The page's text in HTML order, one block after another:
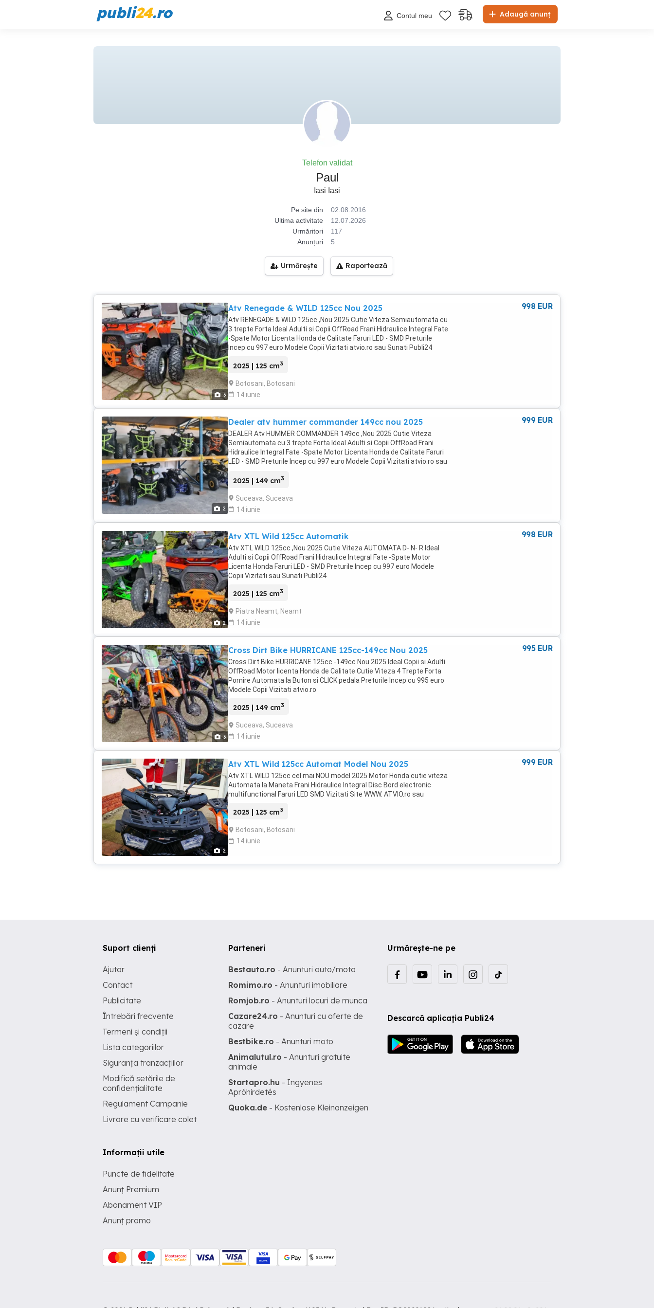
publi24.ro Adaugă anunț
Contul meu
Telefon validat
Paul
Iasi Iasi
Pe site din
02.08.2016
Ultima activitate
12.07.2026
Urmăritori
117
Anunțuri
5
Urmărește Raportează
3
Atv Renegade & WILD 125cc Nou 2025
Atv RENEGADE & WILD 125cc ,Nou 2025 Cutie Viteza Semiautomata cu
3 trepte Forta Ideal Adulti si Copii OffRoad Frani Hidraulice Integral Fate
-Spate Motor Licenta Honda de Calitate Faruri LED - SMD Preturile
Incep cu 997 euro Modele Copii Vizitati atvio.ro sau Sunati Publi24
2025 | 125 cm3
Botosani, Botosani
14 iunie
998 EUR
2
Dealer atv hummer commander 149cc nou 2025
DEALER Atv HUMMER COMMANDER 149cc ,Nou 2025 Cutie Viteza
Semiautomata cu 3 trepte Forta Ideal Adulti si Copii OffRoad Frani
Hidraulice Integral Fate -Spate Motor Licenta Honda de Calitate Faruri
LED - SMD Preturile Incep cu 997 euro Modele Copii Vizitati atvio.ro sau
2025 | 149 cm3
Suceava, Suceava
14 iunie
999 EUR
2
Atv XTL Wild 125cc Automatik
Atv XTL WILD 125cc ,Nou 2025 Cutie Viteza AUTOMATA D- N- R Ideal
Adulti si Copii OffRoad Frani Hidraulice Integral Fate -Spate Motor
Licenta Honda Faruri LED - SMD Preturile Incep cu 997 euro Modele
Copii Vizitati sau Sunati Publi24
2025 | 125 cm3
Piatra Neamt, Neamt
14 iunie
998 EUR
3
Cross Dirt Bike HURRICANE 125cc-149cc Nou 2025
Cross Dirt Bike HURRICANE 125cc -149cc Nou 2025 Ideal Copii si Adulti
OffRoad Motor licenta Honda de Calitate Cutie Viteza 4 Trepte Forta
Pornire Automata la Buton si CLICK pedala Preturile Incep cu 995 euro
Modele Copii Vizitati atvio.ro
2025 | 149 cm3
Suceava, Suceava
14 iunie
995 EUR
2
Atv XTL Wild 125cc Automat Model Nou 2025
Atv XTL WILD 125cc cel mai NOU model 2025 Motor Honda cutie viteza
Automata la Maneta Frani Hidraulice Integral Disc Bord electronic
multifunctional Faruri LED SMD Vizitati Site WWW. ATVIO.ro sau
2025 | 125 cm3
Botosani, Botosani
14 iunie
999 EUR
Urmărește-ne pe
Descarcă aplicația Publi24
Suport clienți
Ajutor
Contact
Publicitate
Întrebări frecvente
Termeni și condiții
Lista categoriilor
Siguranța tranzacțiilor
Modifică setările de
confidențialitate
Regulament Campanie
Livrare cu verificare colet
Informații utile
Puncte de fidelitate
Anunț Premium
Abonament VIP
Anunț promo
Parteneri
Bestauto.ro - Anunturi auto/moto
Romimo.ro - Anunturi imobiliare
Romjob.ro - Anunturi locuri de munca
Cazare24.ro - Anunturi cu oferte de
cazare
Bestbike.ro - Anunturi moto
Animalutul.ro - Anunturi gratuite
animale
Startapro.hu - Ingyenes
Apróhirdetés
Quoka.de - Kostenlose Kleinanzeigen